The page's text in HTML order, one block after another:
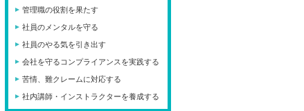
管理職の役割を果たす
社員のメンタルを守る
社員のやる気を引き出す
会社を守るコンプライアンスを実践する
苦情、難クレームに対応する
社内講師・インストラクターを養成する